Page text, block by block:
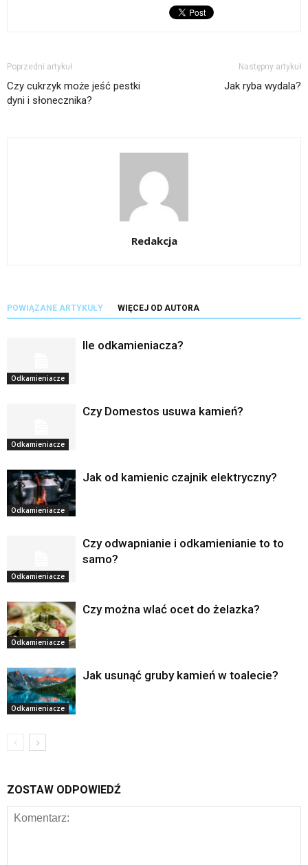
Poprzedni artykuł
Czy cukrzyk może jeść pestki
dyni i słonecznika?
Następny artykuł
Jak ryba wydala?
Redakcja
POWIĄZANE ARTYKUŁY WIĘCEJ OD AUTORA
Odkamieniacze
Ile odkamieniacza?
Odkamieniacze
Czy Domestos usuwa kamień?
Odkamieniacze
Jak od kamienic czajnik elektryczny?
Odkamieniacze
Czy odwapnianie i odkamienianie to to
samo?
Odkamieniacze
Czy można wlać ocet do żelazka?
Odkamieniacze
Jak usunąć gruby kamień w toalecie?
ZOSTAW ODPOWIEDŹ